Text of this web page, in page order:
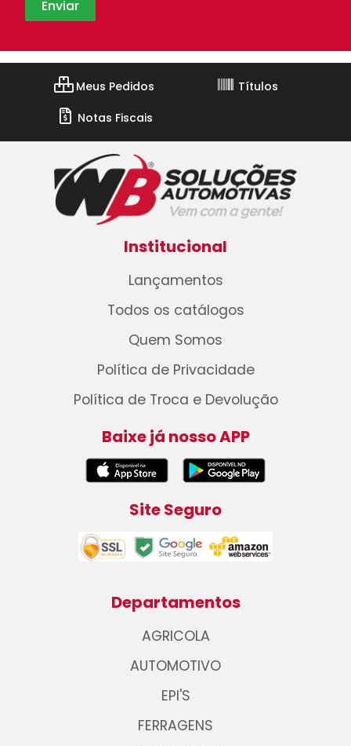
Meus Pedidos
Títulos
Notas Fiscais
Institucional
Lançamentos
Todos os catálogos
Quem Somos
Política de Privacidade
Política de Troca e Devolução
Baixe já nosso APP
Site Seguro
Departamentos
AGRICOLA
AUTOMOTIVO
EPI'S
FERRAGENS